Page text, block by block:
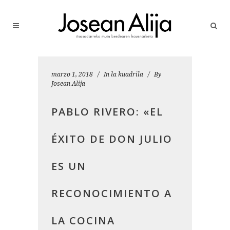
marzo 1, 2018 In la kuadrila
By
Josean Alija
PABLO RIVERO: «EL
ÉXITO DE DON JULIO
ES UN
RECONOCIMIENTO A
LA COCINA